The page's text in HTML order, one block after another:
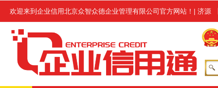
欢迎来到企业信用北京众智众德企业管理有限公司官方网站！ | 济源
企业信用修复服务,修复范围涉及信用中国、信用地方(主要指省级